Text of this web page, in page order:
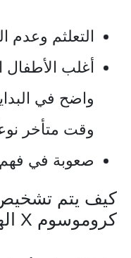
التعلثم وعدم
أغلب الأطفال
واضح في
وقت متأخر
صعوبة في
كيف يتم تشخيص
كروموسوم X الهش (Fragile X)؟